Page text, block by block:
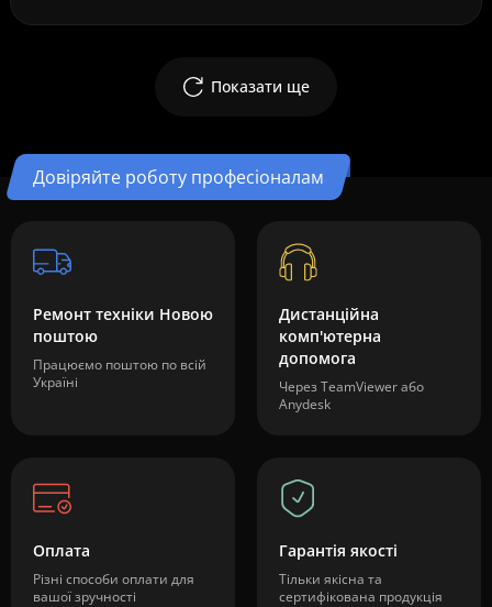
Показати ще
Довіряйте роботу професіоналам
Ремонт техніки Новою
поштою
Працюємо поштою по всій
Україні
Дистанційна
комп'ютерна
допомога
Через TeamViewer або
Anydesk
Оплата
Різні способи оплати для
вашої зручності
Гарантія якості
Тільки якісна та
сертифікована продукція